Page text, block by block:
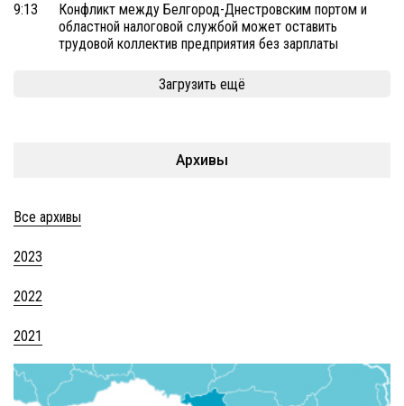
9:13
Конфликт между Белгород-Днестровским портом и
областной налоговой службой может оставить
трудовой коллектив предприятия без зарплаты
Загрузить ещё
Архивы
Все архивы
2023
2022
2021